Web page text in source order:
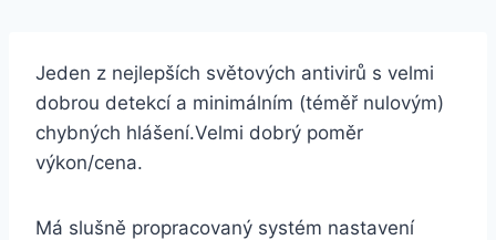
Jeden z nejlepších světových antivirů s velmi
dobrou detekcí a minimálním (téměř nulovým)
chybných hlášení.Velmi dobrý poměr
výkon/cena.
Má slušně propracovaný systém nastavení